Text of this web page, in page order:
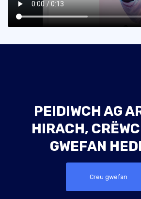
PEIDIWCH AG
HIRACH,
GWEFAN
Creu gwefan